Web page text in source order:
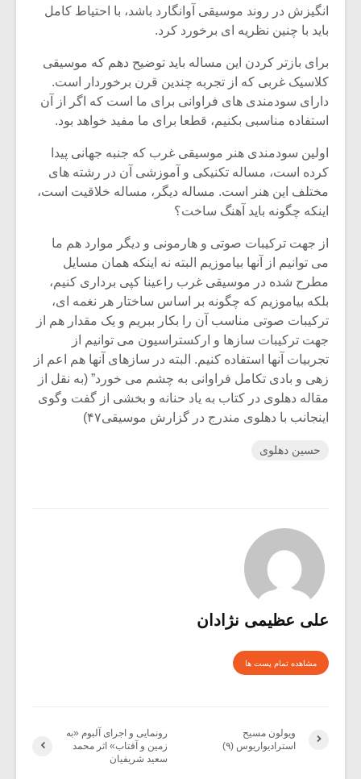
انگیزش در روند موسیقی آوانگارد باشد، با احتیاط کامل
باید با چنین نظریه ای برخورد کرد.
برای بازتر کردن این مساله باید توضیح دهم که موسیقی
کلاسیک غربی که از تجربه چندین قرن برخوردار است.
دارای سودمندی های فراوانی برای ما است که اگر از آن
استفاده مناسبی بکنیم، قطعا برای ما مفید خواهد بود.
اولین سودمندی هنر موسیقی غرب که جنبه جهانی پیدا
کرده است، مساله تکنیکی و آموزشی آن در رشته های
مختلف این هنر است. مساله دیگر، مساله خلاقیت است،
اینکه چگونه باید آهنگ ساخت؟
از جهت ترکیبات صوتی و هارمونی و دیگر موارد هم ما
می توانیم از آنها بیاموزیم البته نه اینکه همان مسایل
مطرح شده در موسیقی غرب راعینا کپی برداری کنیم،
بلکه بیاموزیم که چگونه بر اساس ساختار هر نغمه ای،
ترکیبات صوتی مناسب آن را بکار ببریم و یک مقدار هم از
جهت ترکیبات سازها و ارکستراسیون می توانیم از
تجربیات آنها استفاده کنیم. البته در سازهای آنها هم اعم از
زهی و بادی تکامل فراوانی به چشم می خورد” (به نقل از
مقاله دهلوی در کتاب به یاد حنانه و بخشی از گفت وگوی
اینجانب با دهلوی مندرج در گزارش موسیقی۴۷)
حسین دهلوی
علی عظیمی نژادان
مشاهده تمام پست ها
رونمایی و اجرای آلبوم «به
زمین و آفتاب» اثر محمد
سعید شریفیان
ویولون مسیح
استرادیواریوس (۹)